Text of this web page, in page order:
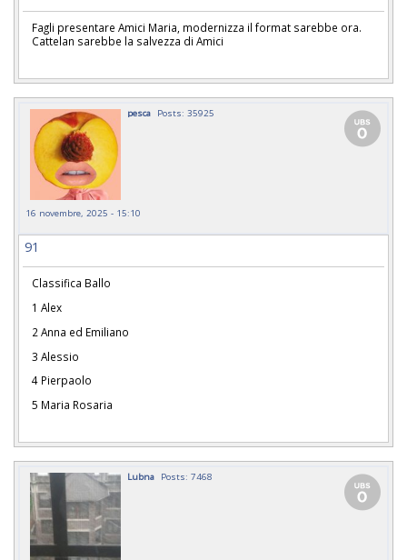
Fagli presentare Amici Maria, modernizza il format sarebbe ora.
Cattelan sarebbe la salvezza di Amici
pesca Posts: 35925
16 novembre, 2025 - 15:10
91
Classifica Ballo
1 Alex
2 Anna ed Emiliano
3 Alessio
4 Pierpaolo
5 Maria Rosaria
Lubna Posts: 7468